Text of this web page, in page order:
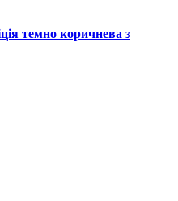
темно коричнева з